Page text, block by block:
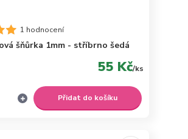
1 hodnocení
šňůrka 1mm - stříbrno šedá
55 Kč/ks
Přidat do košíku